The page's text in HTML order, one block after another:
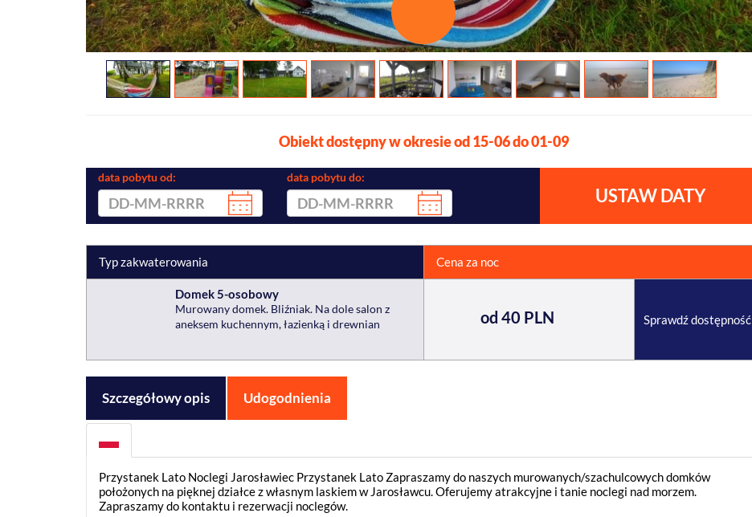
Obiekt dostępny w okresie od 15-06 do 01-09
data pobytu od: data pobytu do:
USTAW DATY
Typ zakwaterowania Cena za noc
Domek 5-osobowy
Murowany domek. Bliźniak. Na dole salon z
aneksem kuchennym, łazienką i drewnian
od 40 PLN Sprawdź dostępność
Szczegółowy opis Udogodnienia
Przystanek Lato Noclegi Jarosławiec Przystanek Lato Zapraszamy do naszych murowanych/szachulcowych domków
położonych na pięknej działce z własnym laskiem w Jarosławcu. Oferujemy atrakcyjne i tanie noclegi nad morzem.
Zapraszamy do kontaktu i rezerwacji noclegów.